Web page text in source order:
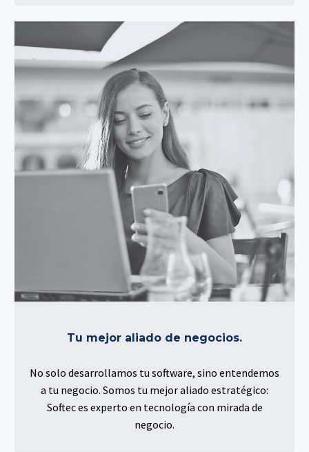
Tu mejor aliado de negocios.
No solo desarrollamos tu software, sino entendemos
a tu negocio. Somos tu mejor aliado estratégico:
Softec es experto en tecnología con mirada de
negocio.